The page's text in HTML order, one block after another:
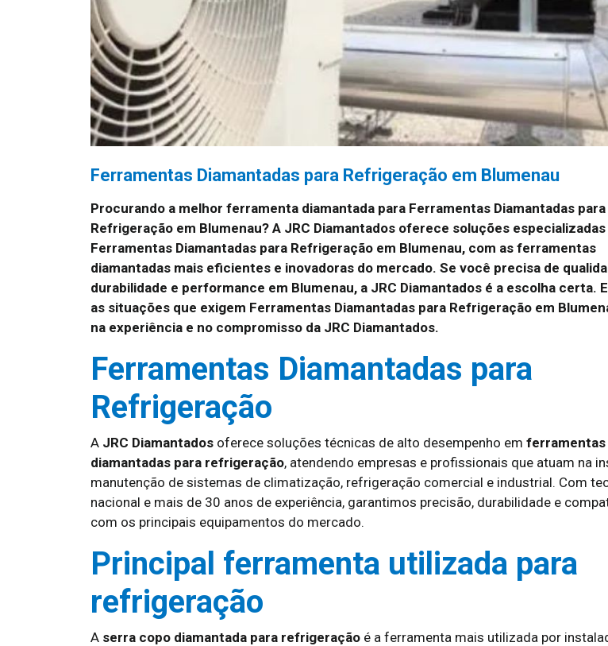
Ferramentas Diamantadas para Refrigeração em Blumenau
Procurando a melhor ferramenta diamantada para Ferramentas Diamantadas para
Refrigeração em Blumenau? A JRC Diamantados oferece soluções especializadas
Ferramentas Diamantadas para Refrigeração em Blumenau, com as ferramentas
diamantadas mais eficientes e inovadoras do mercado. Se você precisa de
durabilidade e performance em Blumenau, a JRC Diamantados é a escolha certa.
as situações que exigem Ferramentas Diamantadas para Refrigeração em
na experiência e no compromisso da JRC Diamantados.
Ferramentas Diamantadas para
Refrigeração
A JRC Diamantados oferece soluções técnicas de alto desempenho em ferramentas
diamantadas para refrigeração, atendendo empresas e profissionais que atuam na
manutenção de sistemas de climatização, refrigeração comercial e industrial. Com
nacional e mais de 30 anos de experiência, garantimos precisão, durabilidade e
com os principais equipamentos do mercado.
Principal ferramenta utilizada para
refrigeração
A serra copo diamantada para refrigeração é a ferramenta mais utilizada por